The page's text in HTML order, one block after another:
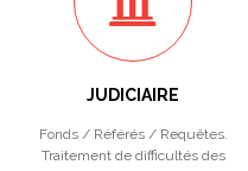
JUDICIAIRE
Fonds / Référés / Requêtes.
Traitement de difficultés des